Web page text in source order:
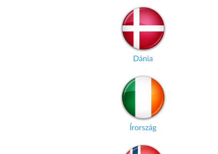
Dánia
Írország